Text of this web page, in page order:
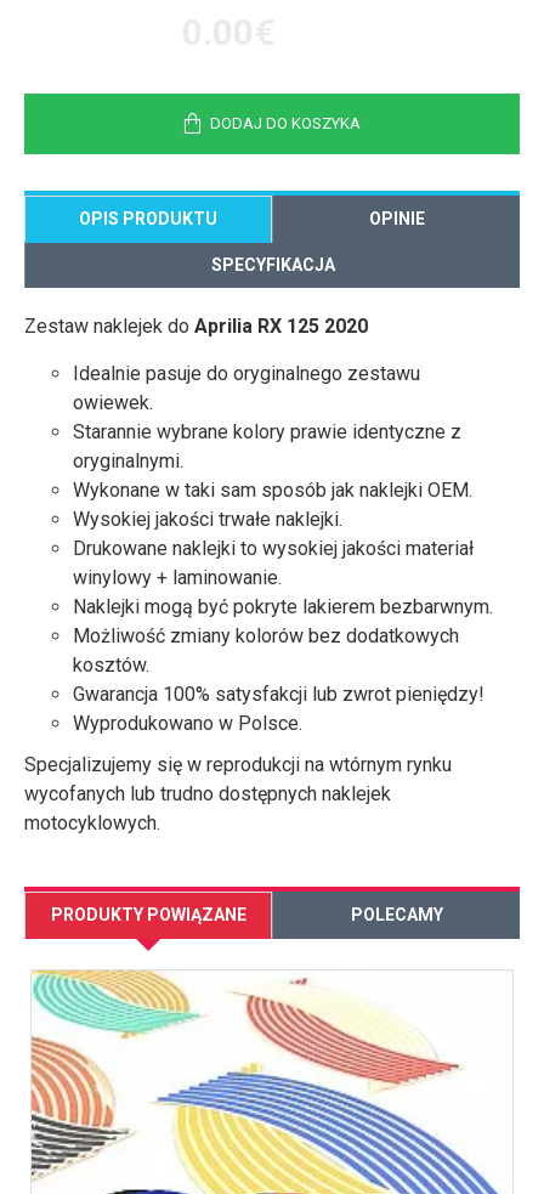
DODAJ DO KOSZYKA
OPIS PRODUKTU OPINIE
SPECYFIKACJA
Zestaw naklejek do Aprilia RX 125 2020
Idealnie pasuje do oryginalnego zestawu
owiewek.
Starannie wybrane kolory prawie identyczne z
oryginalnymi.
Wykonane w taki sam sposób jak naklejki OEM.
Wysokiej jakości trwałe naklejki.
Drukowane naklejki to wysokiej jakości materiał
winylowy + laminowanie.
Naklejki mogą być pokryte lakierem bezbarwnym.
Możliwość zmiany kolorów bez dodatkowych
kosztów.
Gwarancja 100% satysfakcji lub zwrot pieniędzy!
Wyprodukowano w Polsce.
Specjalizujemy się w reprodukcji na wtórnym rynku
wycofanych lub trudno dostępnych naklejek
motocyklowych.
PRODUKTY POWIĄZANE POLECAMY